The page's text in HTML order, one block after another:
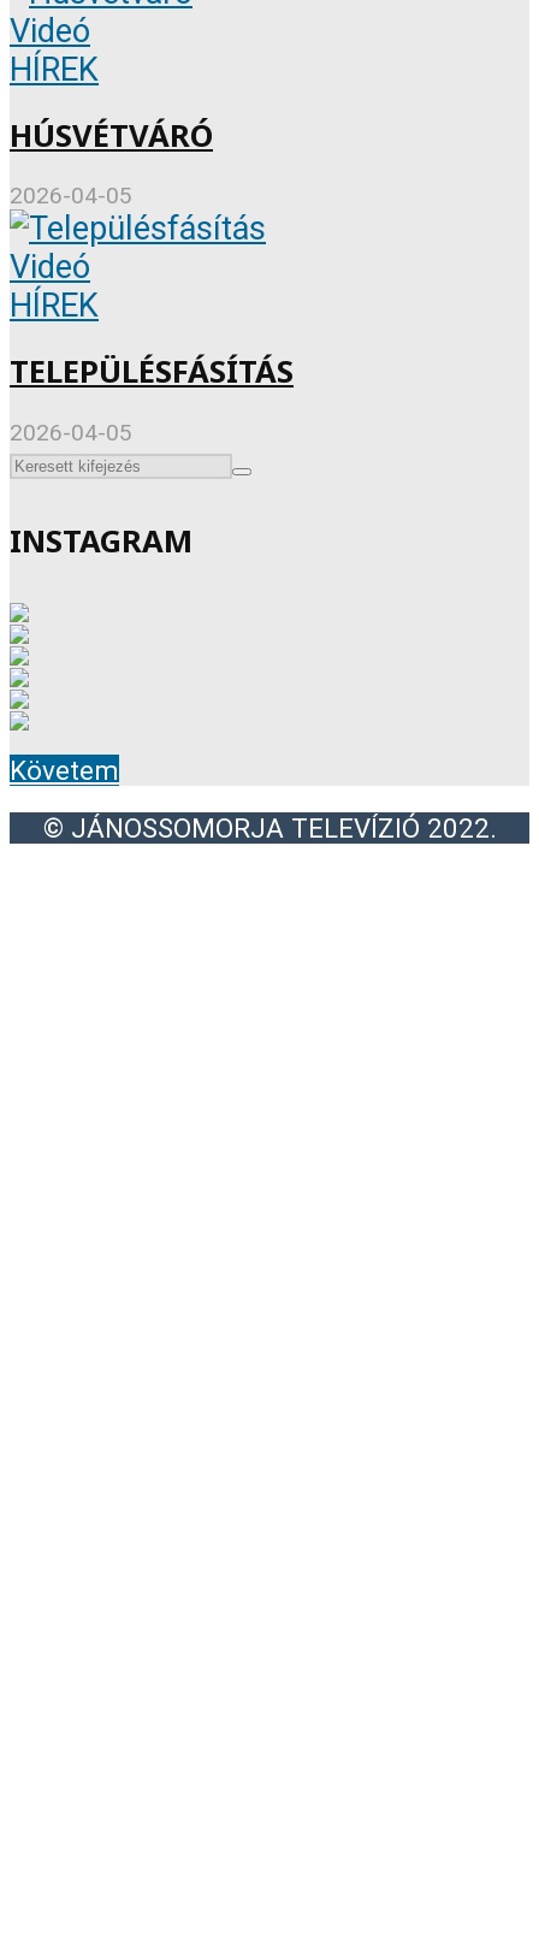
Videó
HÍREK
HÚSVÉTVÁRÓ
2026-04-05
Videó
HÍREK
TELEPÜLÉSFÁSÍTÁS
2026-04-05
INSTAGRAM
Követem
© JÁNOSSOMORJA TELEVÍZIÓ 2022.